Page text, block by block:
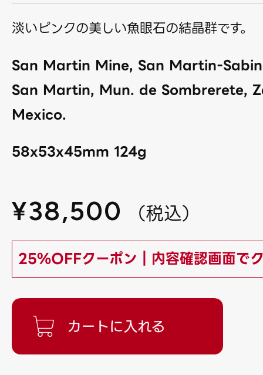
淡いピンクの美しい魚眼石の結晶群です。
San Martin Mine, San Martin-
San Martin, Mun. de Sombrerete,
Mexico.
58x53x45mm 124g
¥38,500 （税込）
25%OFFクーポン｜内容確認画面で